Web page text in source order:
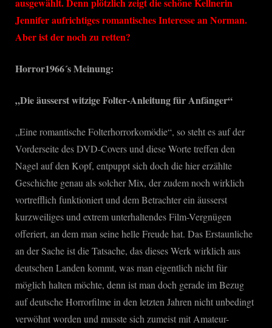
Jennifer aufrichtiges romantisches Interesse an Norman.
Aber ist der noch zu retten?
Horror1966´s Meinung:
„Die äusserst witzige Folter-Anleitung für Anfänger“
„Eine romantische Folterhorrorkomödie“, so steht es auf der
Vorderseite des DVD-Covers und diese Worte treffen den
Nagel auf den Kopf, entpuppt sich doch die hier erzählte
Geschichte genau als solcher Mix, der zudem noch wirklich
vortrefflich funktioniert und dem Betrachter ein äusserst
kurzweiliges und extrem unterhaltendes Film-Vergnügen
offeriert, an dem man seine helle Freude hat. Das Erstaunliche
an der Sache ist die Tatsache, das dieses Werk wirklich aus
deutschen Landen kommt, was man eigentlich nicht für
möglich halten möchte, denn ist man doch gerade im Bezug
auf deutsche Horrorfilme in den letzten Jahren nicht unbedingt
verwöhnt worden und musste sich zumeist mit Amateur-